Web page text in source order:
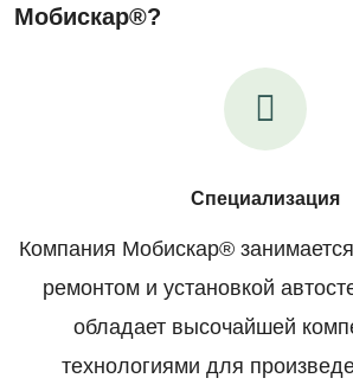
Мобискар®?
Специализация
Компания Мобискар®
ремонтом и установкой
обладает высочайшей
технологиями для